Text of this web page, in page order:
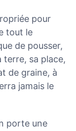
pour
tout le
de pousser,
terre, sa place,
de graine, à
jamais le
porte une